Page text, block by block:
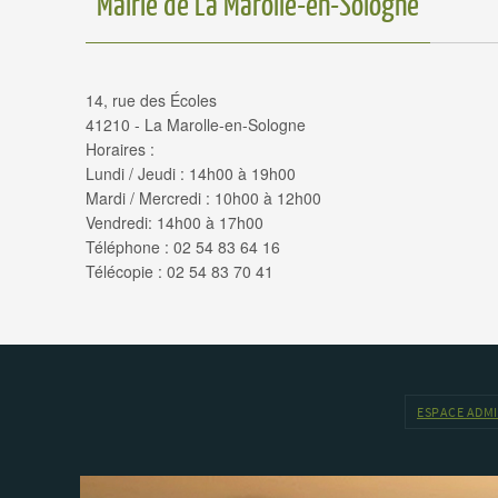
14, rue des Écoles
41210 - La Marolle-en-Sologne
Horaires :
Lundi / Jeudi : 14h00 à 19h00
Mardi / Mercredi : 10h00 à 12h00
Vendredi: 14h00 à 17h00
Téléphone : 02 54 83 64 16
Télécopie : 02 54 83 70 41
ESPACE